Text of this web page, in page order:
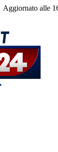
Aggiornato alle